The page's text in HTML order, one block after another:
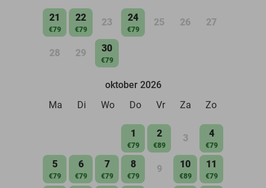
21
€79
22
€79
23 24
€79
25 26 27
28 29 30
€79
oktober 2026
Ma
Di Wo Do Vr Za Zo
1
€79
2
€89
3 4
€79
5
€79
6
€79
7
€79
8
€79
9 10
€89
11
€79